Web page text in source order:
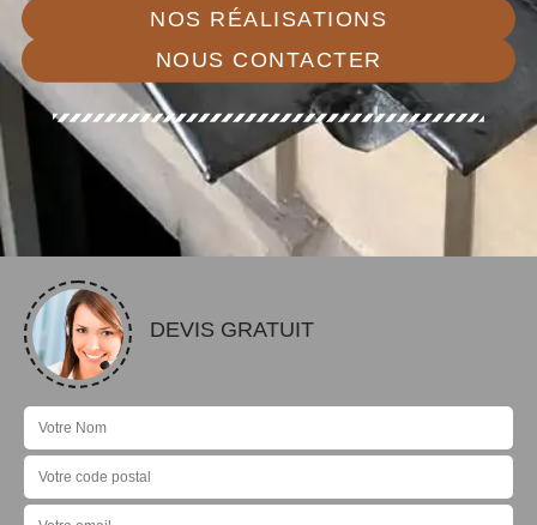
NOS RÉALISATIONS
NOUS CONTACTER
DEVIS GRATUIT